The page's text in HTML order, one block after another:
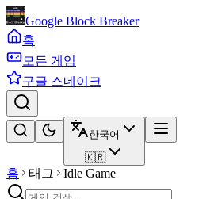
Google Block Breaker
홈
모든 게임
구글 스네이크
한국어
🇰🇷
홈 태그 Idle Game